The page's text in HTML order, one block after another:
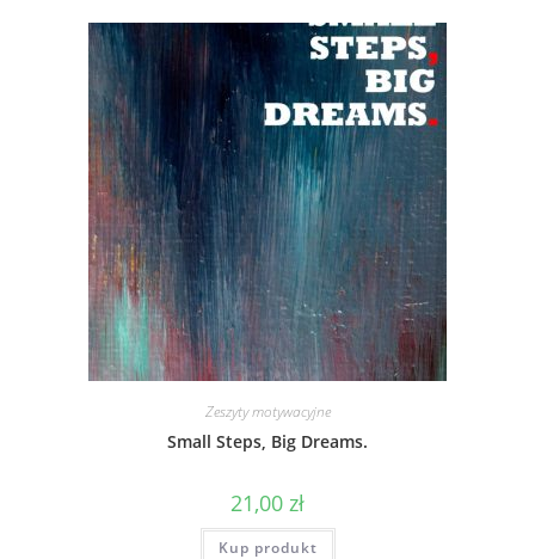
Zeszyty motywacyjne
Small Steps, Big Dreams.
21,00 zł
Kup produkt